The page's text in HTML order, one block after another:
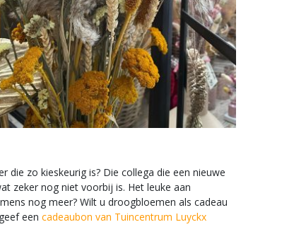
die zo kieskeurig is? Die collega die een nieuwe
zeker nog niet voorbij is. Het leuke aan
nog meer? Wilt u droogbloemen als cadeau
een cadeaubon van Tuincentrum Luyckx